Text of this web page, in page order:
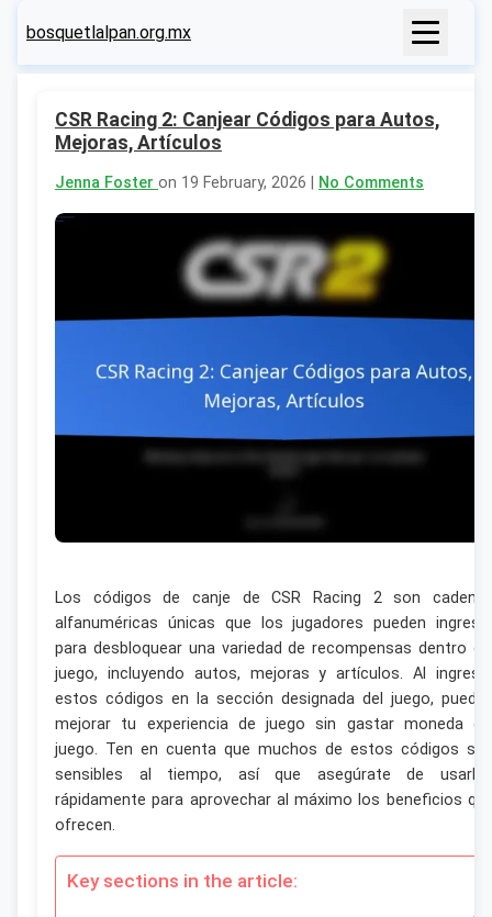
bosquetlalpan.org.mx
CSR Racing 2: Canjear Códigos para Autos,
Mejoras, Artículos
Jenna Foster on 19 February, 2026 | No Comments
Los códigos de canje de CSR Racing 2 son
alfanuméricas únicas que los jugadores pueden
para desbloquear una variedad de recompensas dentro
juego, incluyendo autos, mejoras y artículos. Al
estos códigos en la sección designada del juego,
mejorar tu experiencia de juego sin gastar moneda
juego. Ten en cuenta que muchos de estos códigos
sensibles al tiempo, así que asegúrate de
rápidamente para aprovechar al máximo los beneficios
ofrecen.
Key sections in the article: